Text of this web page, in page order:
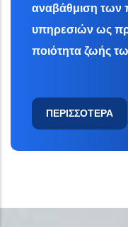
αναβάθμιση των
υπηρεσιών ως
ποιότητα ζωής
ΠΕΡΙΣΣΟΤΕΡΑ